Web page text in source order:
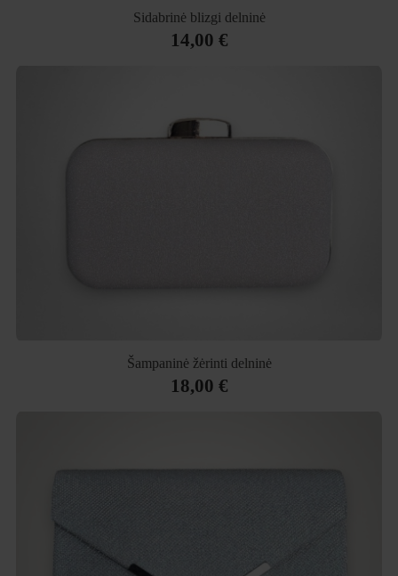
Sidabrinė blizgi delninė
14,00 €
Šampaninė žėrinti delninė
18,00 €